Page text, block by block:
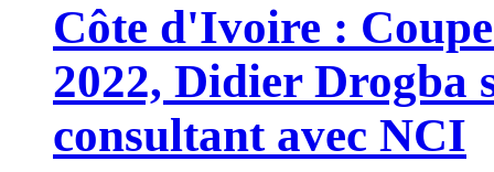
Côte d'Ivoire :
2022, Didier Drogba
consultant avec NCI